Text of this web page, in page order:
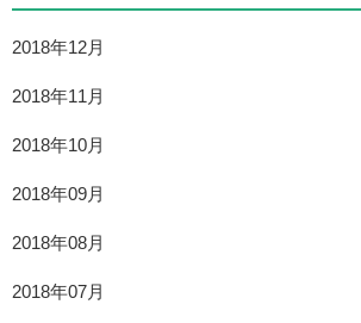
2018年12月
2018年11月
2018年10月
2018年09月
2018年08月
2018年07月